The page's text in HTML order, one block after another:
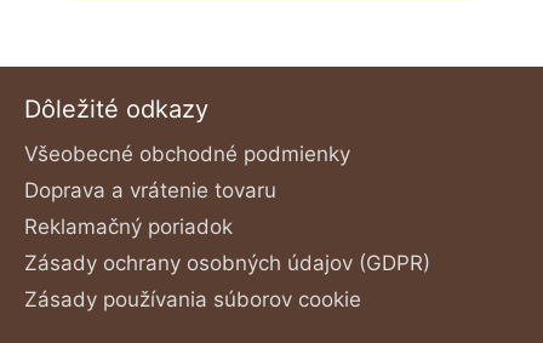
Dôležité odkazy
Všeobecné obchodné podmienky
Doprava a vrátenie tovaru
Reklamačný poriadok
Zásady ochrany osobných údajov (GDPR)
Zásady používania súborov cookie